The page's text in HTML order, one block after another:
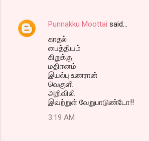
Punnakku Moottai said…
காதல்
பைத்தியம்
கிறுக்கு
மதிஈனம்
இயல்பு உணரான்
வெகுளி
அறிவிலி
இவற்றுள் வேறுபாடுண்டோ!!
3:19 AM